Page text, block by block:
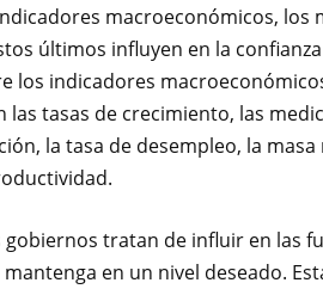
macroeconómicos, los
últimos influyen en la
los indicadores
las tasas de crecimiento, las
la tasa de desempleo, la
gobiernos tratan de influir en las
en un nivel deseado.